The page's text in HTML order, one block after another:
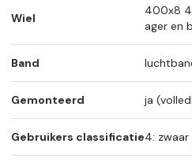
Wiel
400x8
ager en
Band
Gemonteerd ja
Gebruikers classificatie4: